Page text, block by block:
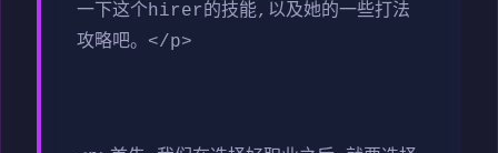
一下这个hirer的技能,以及她的一些打法
攻略吧。</p>